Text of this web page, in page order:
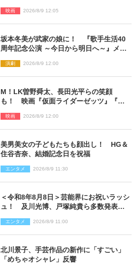
映画 2026/8/9 12:05
坂本冬美が武家の娘に！ 『歌手生活40
周年記念公演 ～今日から明日へ～』メイ
演劇 2026/8/9 12:00
M！LK曽野舜太、長田光平らの笑顔
も！ 映画『仮面ライダーゼッツ』『超
ショット到着
映画 2026/8/9 12:00
美男美女の子どもたちも顔出し！ HG＆
住谷杏奈、結婚記念日を祝福
エンタメ 2026/8/9 11:30
＜令和8年8月8日＞芸能界にお祝いラッシ
ュ！ 及川光博、戸塚純貴ら多数発表結
エンタメ 2026/8/9 11:00
北川景子、手芸作品の新作に「すごい」
「めちゃオシャレ」反響